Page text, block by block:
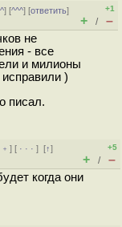
] [^^^] [ответить]
+1
+ / –
не
- все
и милионы
)
писал.
] [ · · ·][↑]
+5
+ / –
когда они